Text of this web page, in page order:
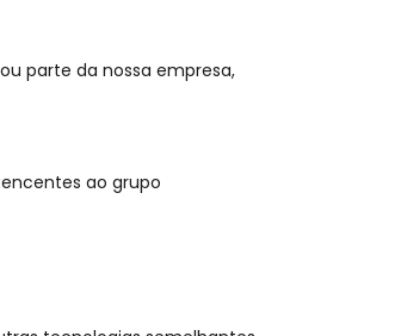
parte da nossa empresa,
ao grupo